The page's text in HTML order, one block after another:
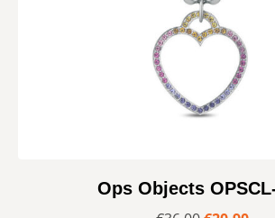
Ops Objects